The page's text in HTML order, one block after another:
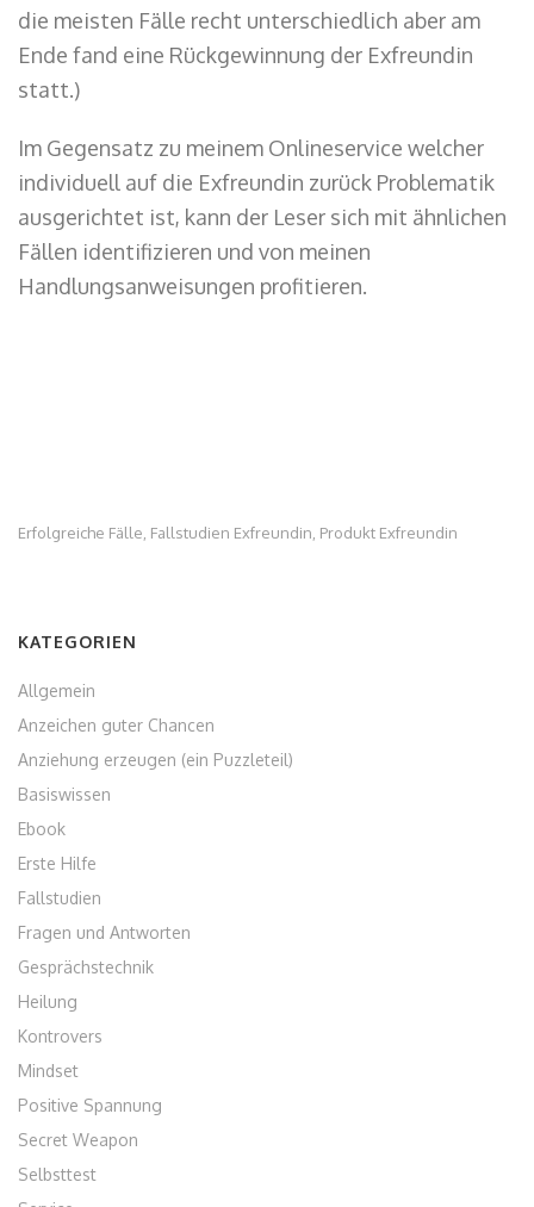
die meisten Fälle recht unterschiedlich aber am
Ende fand eine Rückgewinnung der Exfreundin
statt.)
Im Gegensatz zu meinem Onlineservice welcher
individuell auf die Exfreundin zurück Problematik
ausgerichtet ist, kann der Leser sich mit ähnlichen
Fällen identifizieren und von meinen
Handlungsanweisungen profitieren.
Erfolgreiche Fälle, Fallstudien Exfreundin, Produkt Exfreundin
KATEGORIEN
Allgemein
Anzeichen guter Chancen
Anziehung erzeugen (ein Puzzleteil)
Basiswissen
Ebook
Erste Hilfe
Fallstudien
Fragen und Antworten
Gesprächstechnik
Heilung
Kontrovers
Mindset
Positive Spannung
Secret Weapon
Selbsttest